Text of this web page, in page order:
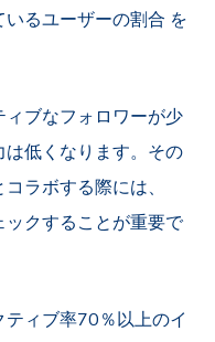
るユーザーの割合 を
ブなフォロワーが少
低くなります。その
ラボする際には、
クすることが重要で
ィブ率70％以上のイ